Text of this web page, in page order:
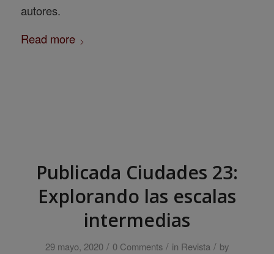
autores.
Read more
Publicada Ciudades 23:
Explorando las escalas
intermedias
29 mayo, 2020 / 0 Comments / in Revista / by